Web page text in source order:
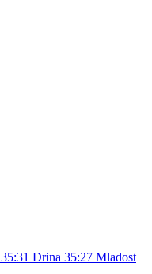
35:31 Drina 35:27 Mladost